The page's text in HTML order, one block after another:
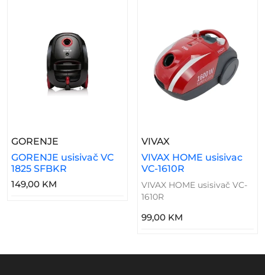
GORENJE – GORENJE Usisivač VC 1825 SFBKR
GORENJE usisivač VC
1825 SFBKR
149,00 KM
VIVAX
VIVAX HOME usisivac
VC-1610R
VIVAX HOME usisivač VC-
1610R
99,00 KM